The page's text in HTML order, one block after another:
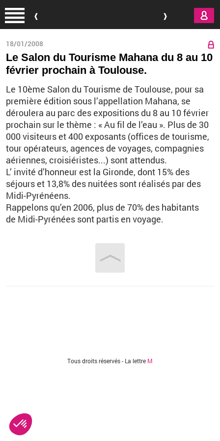
18/01/2008
Le Salon du Tourisme Mahana du 8 au 10
février prochain à Toulouse.
Le 10ème Salon du Tourisme de Toulouse, pour sa
première édition sous l’appellation Mahana, se
déroulera au parc des expositions du 8 au 10 février
prochain sur le thème : « Au fil de l’eau ». Plus de 30
000 visiteurs et 400 exposants (offices de tourisme,
tour opérateurs, agences de voyages, compagnies
aériennes, croisiéristes...) sont attendus.
L’ invité d’honneur est la Gironde, dont 15% des
séjours et 13,8% des nuitées sont réalisés par des
Midi-Pyrénéens.
Rappelons qu’en 2006, plus de 70% des habitants
de Midi-Pyrénées sont partis en voyage.
Tous droits réservés - La lettre M